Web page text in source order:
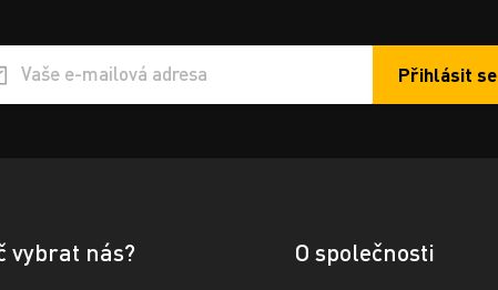
e-mailu k odběru Přihlásit se
vybrat nás? O společnosti